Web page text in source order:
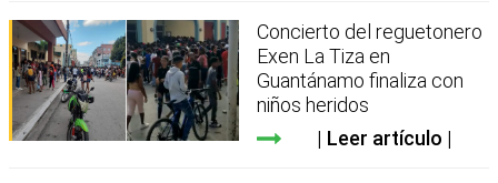
Concierto del reguetonero
Exen La Tiza en
Guantánamo finaliza con
niños heridos
Leer artículo